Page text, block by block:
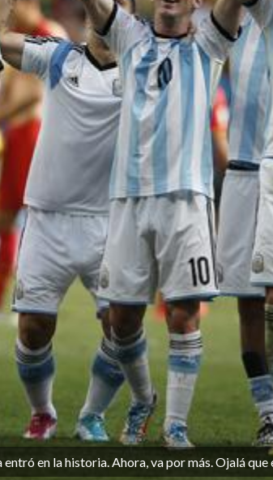
en la historia. Ahora, va por más. Ojalá